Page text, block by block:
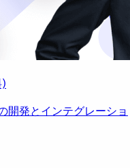
発とインテグレーショ